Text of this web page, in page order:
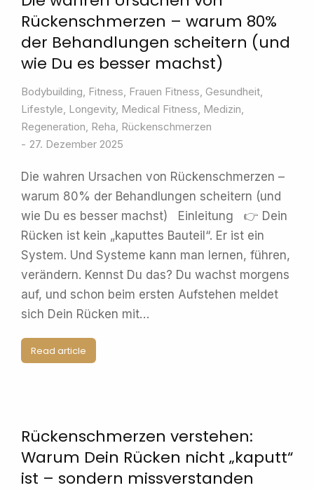
Rückenschmerzen – warum 80%
der Behandlungen scheitern (und
wie Du es besser machst)
Bodybuilding, Fitness, Frauen Fitness, Gesundheit,
Lifestyle, Longevity, Medical Fitness, Medizin,
Regeneration, Reha, Rückenschmerzen
27. Dezember 2025
Die wahren Ursachen von Rückenschmerzen –
warum 80% der Behandlungen scheitern (und
wie Du es besser machst) Einleitung 👉 Dein
Rücken ist kein „kaputtes Bauteil“. Er ist ein
System. Und Systeme kann man lernen, führen,
verändern. Kennst Du das? Du wachst morgens
auf, und schon beim ersten Aufstehen meldet
sich Dein Rücken mit…
Read article
Rückenschmerzen verstehen:
Warum Dein Rücken nicht „kaputt“
ist – sondern missverstanden